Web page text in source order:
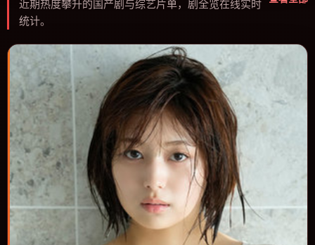
近期热度攀升的国产剧与综艺片单，剧全览在线实时
统计。